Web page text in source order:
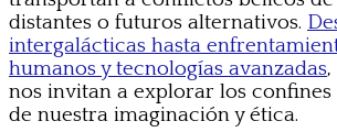
distantes o futuros alternativos.
intergalácticas hasta
humanos y tecnologías avanzadas,
nos invitan a explorar los
de nuestra imaginación y ética.